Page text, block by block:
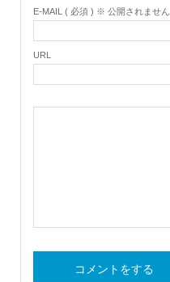
E-MAIL ( 必須 ) ※ 公開されません
URL